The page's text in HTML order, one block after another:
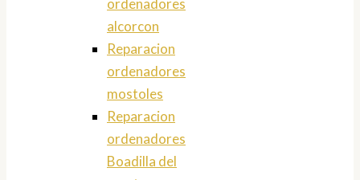
ordenadores
alcorcon
Reparacion
ordenadores
mostoles
Reparacion
ordenadores
Boadilla del